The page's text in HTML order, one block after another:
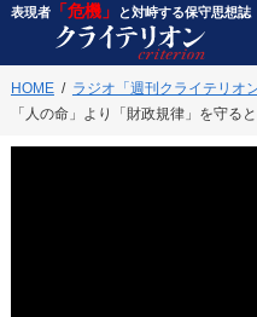
表現者「危機」 と対峙する保守思想誌
HOME
ラジオ「週刊クライテリオン
「人の命」より「財政規律」を守る